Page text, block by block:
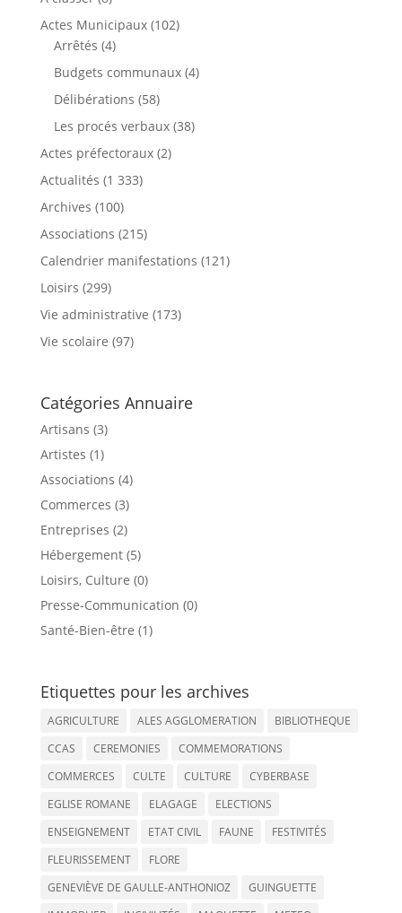
Actes Municipaux(102)
Arrêtés (4)
Budgets communaux(4)
Délibérations (58)
Les procés verbaux(38)
Actes préfectoraux(2)
Actualités (1 333)
Archives (100)
Associations (215)
Calendrier manifestations (121)
Loisirs (299)
Vie administrative (173)
Vie scolaire (97)
Catégories Annuaire
Artisans (3)
Artistes (1)
Associations (4)
Commerces (3)
Entreprises (2)
Hébergement (5)
Loisirs, Culture (0)
Presse-Communication (0)
Santé-Bien-être (1)
Etiquettes pour les archives
AGRICULTURE ALES AGGLOMERATION
BIBLIOTHEQUE
CCAS
CEREMONIES
COMMEMORATIONS
COMMERCES
CULTE CULTURE
CYBERBASE
EGLISE ROMANE
ELAGAGE
ELECTIONS
ENSEIGNEMENT
ETAT CIVIL FAUNE
FESTIVITÉS
FLEURISSEMENT
FLORE
GENEVIÈVE DE GAULLE-ANTHONIOZ
GUINGUETTE